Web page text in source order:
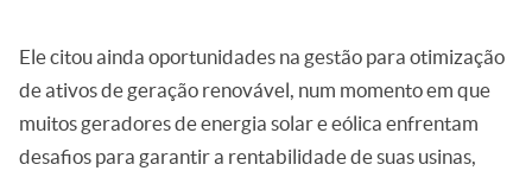
Ele citou ainda oportunidades na gestão para otimização
de ativos de geração renovável, num momento em que
muitos geradores de energia solar e eólica enfrentam
desafios para garantir a rentabilidade de suas usinas,